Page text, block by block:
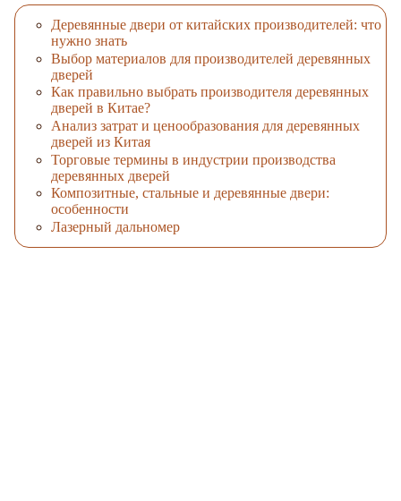
Деревянные двери от китайских производителей: что
нужно знать
Выбор материалов для производителей деревянных
дверей
Как правильно выбрать производителя деревянных
дверей в Китае?
Анализ затрат и ценообразования для деревянных
дверей из Китая
Торговые термины в индустрии производства
деревянных дверей
Композитные, стальные и деревянные двери:
особенности
Лазерный дальномер